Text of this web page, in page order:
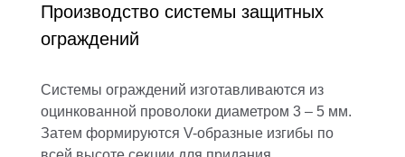
Производство системы защитных
ограждений
Системы ограждений изготавливаются из
оцинкованной проволоки диаметром 3 – 5 мм.
Затем формируются V-образные изгибы по